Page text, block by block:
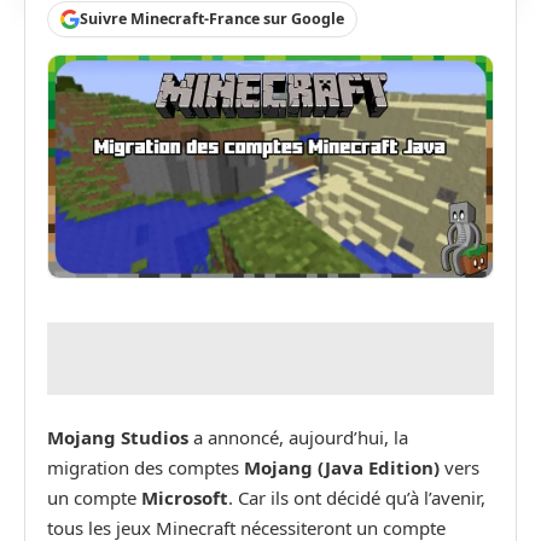
Suivre Minecraft-France sur Google
Mojang Studios a annoncé, aujourd’hui, la
migration des comptes Mojang (Java Edition) vers
un compte Microsoft. Car ils ont décidé qu’à l’avenir,
tous les jeux Minecraft nécessiteront un compte